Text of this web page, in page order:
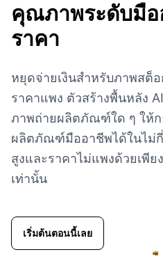
คุณภาพระดับมื
ราคา
หยุดจ่ายเงินสำหรับภาพสต็
ราคาแพง ตัวสร้างพื้นหลัง
ภาพถ่ายผลิตภัณฑ์ใด ๆ ให้ก
ผลิตภัณฑ์มืออาชีพได้ในไม่
สูงและราคาไม่แพงด้วยเพีย
เท่านั้น
เริ่มต้นตอนนี้เลย